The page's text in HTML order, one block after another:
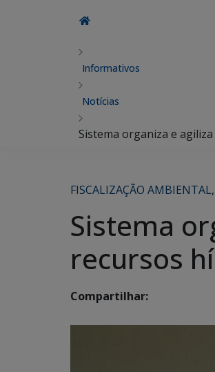
Informativos
Notícias
Sistema organiza e
FISCALIZAÇÃO AMBIENTAL,
Sistema
recursos
Compartilhar: